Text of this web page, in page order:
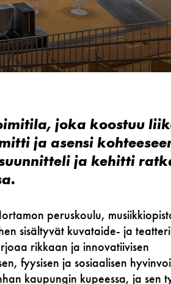
joka koostuu
ja asensi
ja kehitti
peruskoulu,
sisältyvät kuvataide- ja
rikkaan ja innovatiivisen
fyysisen ja sosiaalisen
kaupungin kupeessa, ja sen